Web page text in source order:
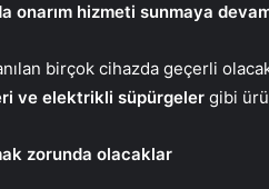
onarım hizmeti sunmaya
birçok cihazda geçerli
ve elektrikli süpürgeler gibi
zorunda olacaklar